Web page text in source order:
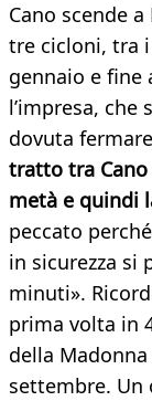
Cano scende
tre cicloni, tra
gennaio e fine
l’impresa,
dovuta
tratto tra
metà e quindi
peccato
in sicurezza si
minuti».
prima volta in
della
settembre. Un